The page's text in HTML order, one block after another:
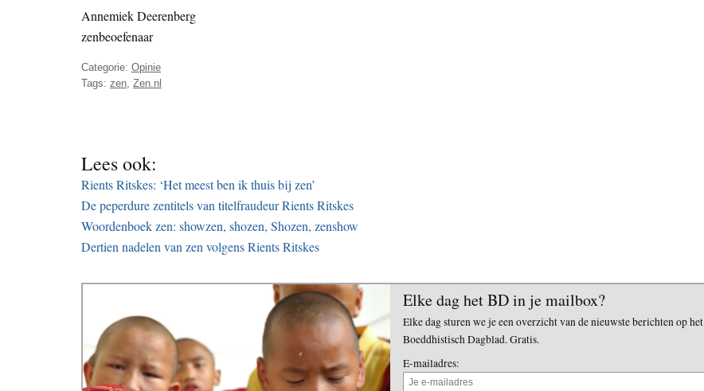
Annemiek Deerenberg
zenbeoefenaar
Categorie: Opinie
Tags: zen Zen.nl
Lees ook:
Rients Ritskes: ‘Het meest ben ik thuis bij zen’
De peperdure zentitels van titelfraudeur Rients Ritskes
Woordenboek zen: showzen, shozen, Shozen, zenshow
Dertien nadelen van zen volgens Rients Ritskes
Elke dag het BD in je mailbox?
Elke dag sturen we je een overzicht van de nieuwste berichten op het
Boeddhistisch Dagblad. Gratis.
E-mailadres: